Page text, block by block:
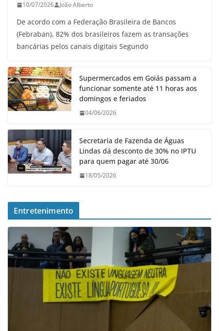
10/07/2026 João Alberto
De acordo com a Federação Brasileira de Bancos
(Febraban), 82% dos brasileiros fazem as transações
bancárias pelos canais digitais Segundo
Supermercados em Goiás passam a
funcionar somente até 11 horas aos
domingos e feriados
04/06/2026
Secretaria de Fazenda de Águas
Lindas dá desconto de 30% no IPTU
para quem pagar até 30/06
18/05/2026
Entretenimento